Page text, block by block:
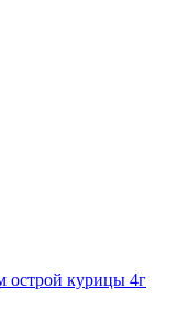
острой курицы 4г